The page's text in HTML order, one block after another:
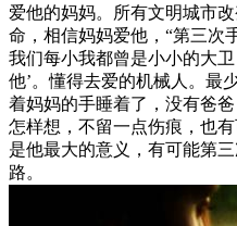
爱他的妈妈。所有文明城市
命，相信妈妈爱他，“第三次
我们每小我都曾是小小的大
他’。懂得去爱的机械人。最
着妈妈的手睡着了，没有爸
怎样想，不留一点伤痕，也
是他最大的意义，有可能第
路。